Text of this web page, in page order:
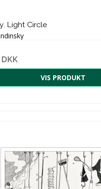
Light Circle
VIS PRODUKT